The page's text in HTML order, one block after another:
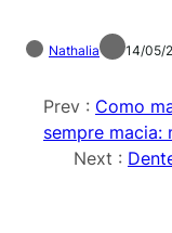
Nathalia 14/05/
Prev : Como
sempre macia:
Next :